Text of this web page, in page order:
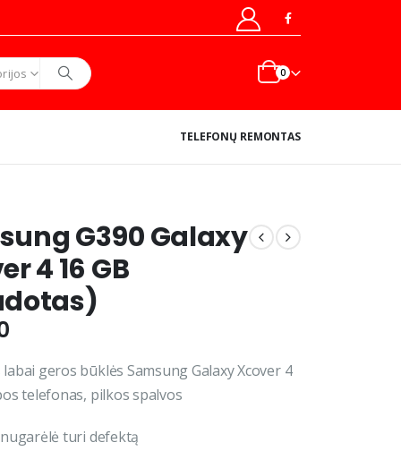
0
TELEFONŲ REMONTAS
G390 Galaxy
4 16 GB
geros būklės Samsung Galaxy Xcover 4
telefonas, pilkos spalvos
turi defektą